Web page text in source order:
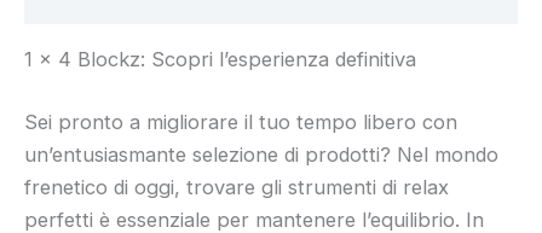
1 x 4 Blockz: Scopri l’esperienza definitiva
Sei pronto a migliorare il tuo tempo libero con
un’entusiasmante selezione di prodotti? Nel mondo
frenetico di oggi, trovare gli strumenti di relax
perfetti è essenziale per mantenere l’equilibrio. In